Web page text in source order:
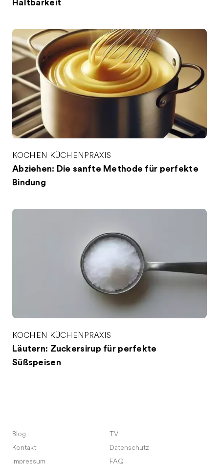
Haltbarkeit
KOCHEN KÜCHENPRAXIS
Abziehen: Die sanfte Methode für perfekte
Bindung
KOCHEN KÜCHENPRAXIS
Läutern: Zuckersirup für perfekte
Süßspeisen
Blog
TV
Kontakt
Datenschutz
Impressum
FAQ